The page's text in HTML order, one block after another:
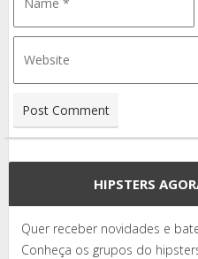
HIPSTERS
Quer receber novidades e
Conheça os grupos do